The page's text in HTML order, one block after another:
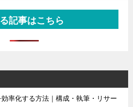
記事はこちら
率化する方法｜構成・執筆・リサー